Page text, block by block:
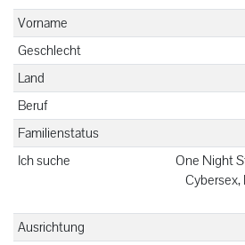
Vorname
Geschlecht
Land
Beruf
Familienstatus
Ich suche
One Night
Cybersex,
Ausrichtung